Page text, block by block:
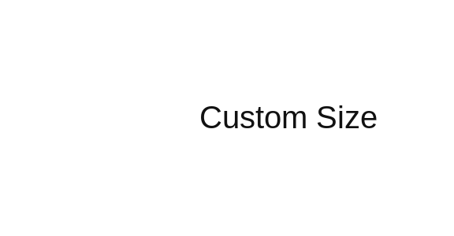
Custom Size